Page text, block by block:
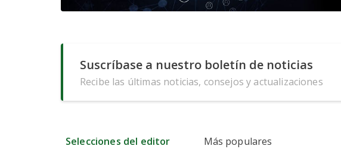
Suscríbase a nuestro boletín de noticias
Recibe las últimas noticias, consejos y actualizaciones
Selecciones del editor Más populares